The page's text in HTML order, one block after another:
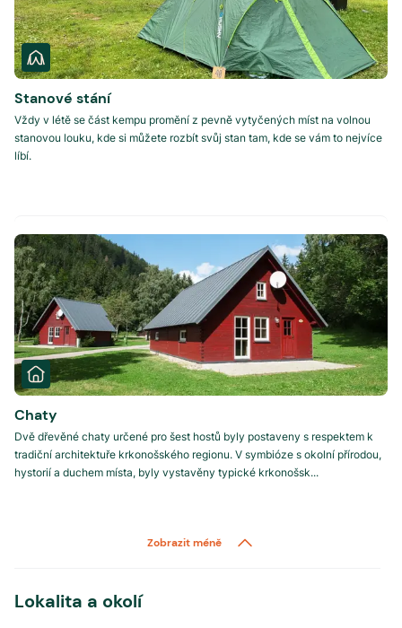
Stanové stání
Vždy v létě se část kempu promění z pevně vytyčených míst na volnou
stanovou louku, kde si můžete rozbít svůj stan tam, kde se vám to nejvíce
líbí.
Chaty
Dvě dřevěné chaty určené pro šest hostů byly postaveny s respektem k
tradiční architektuře krkonošského regionu. V symbióze s okolní přírodou,
hystorií a duchem místa, byly vystavěny typické krkonošsk...
Zobrazit méně
Lokalita a okolí